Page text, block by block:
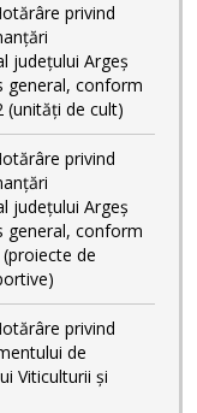
privind
județului Argeș
general, conform
(unități de cult)
privind
județului Argeș
general, conform
de
privind
de
Viticulturii și